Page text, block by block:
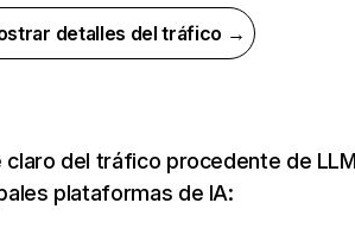
detalles del tráfico →
del tráfico procedente de
plataformas de IA: